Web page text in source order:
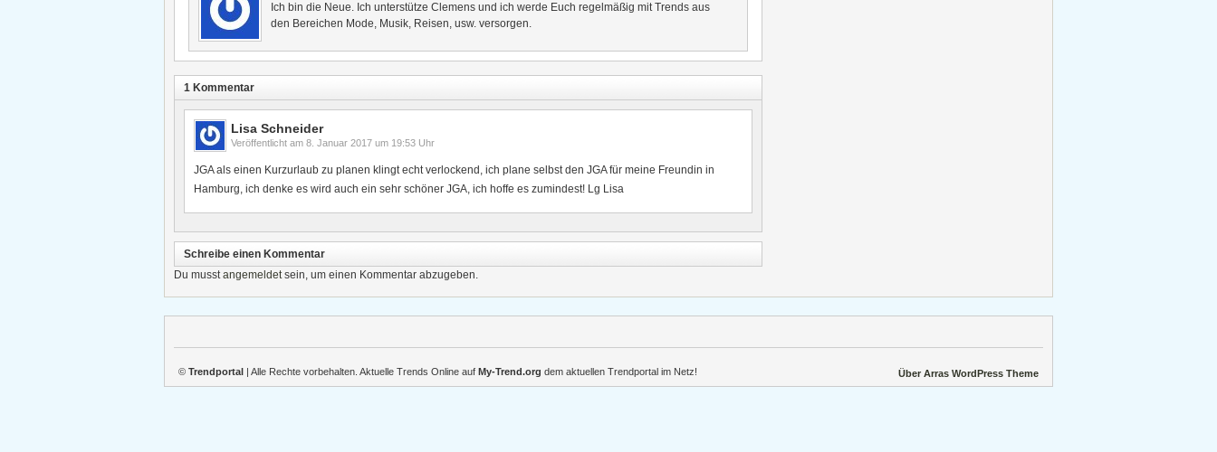
Ich bin die Neue. Ich unterstütze Clemens und ich werde Euch regelmäßig mit Trends aus
den Bereichen Mode, Musik, Reisen, usw. versorgen.
1 Kommentar
Lisa Schneider
Veröffentlicht am 8. Januar 2017 um 19:53 Uhr
JGA als einen Kurzurlaub zu planen klingt echt verlockend, ich plane selbst den JGA für meine Freundin in
Hamburg, ich denke es wird auch ein sehr schöner JGA, ich hoffe es zumindest! Lg Lisa
Schreibe einen Kommentar
Du musstangemeldetsein, um einen Kommentar abzugeben.
Über Arras WordPress Theme
© Trendportal | Alle Rechte vorbehalten. Aktuelle Trends Online auf My-Trend.org dem aktuellen Trendportal im Netz!